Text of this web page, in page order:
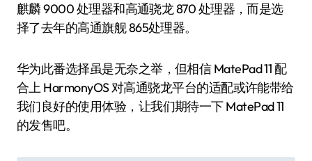
麒麟 9000 处理器和高通骁龙 870 处理器，而是选
择了去年的高通旗舰 865处理器。
华为此番选择虽是无奈之举，但相信 MatePad 11 配
合上 HarmonyOS 对高通骁龙平台的适配或许能带给
我们良好的使用体验，让我们期待一下 MatePad 11
的发售吧。